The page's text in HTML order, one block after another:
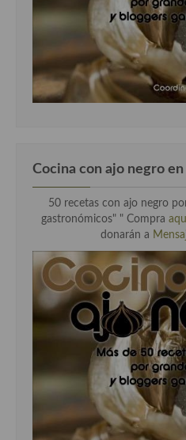
Cocina con ajo negro
50 recetas con ajo negro
gastronómicos" " Compra
donarán a